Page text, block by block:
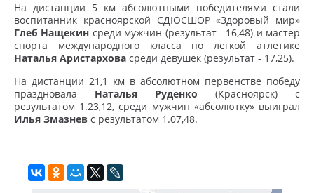
На дистанции 5 км абсолютными победителями стали
воспитанник красноярской СДЮСШОР «Здоровый мир»
Глеб Нащекин среди мужчин (результат - 16,48) и мастер
спорта международного класса по легкой атлетике
Наталья Аристархова среди девушек (результат - 17,25).
На дистанции 21,1 км в абсолютном первенстве победу
праздновала Наталья Руденко (Красноярск) с
результатом 1.23,12, среди мужчин «абсолютку» выиграл
Илья Змазнев с результатом 1.07,48.